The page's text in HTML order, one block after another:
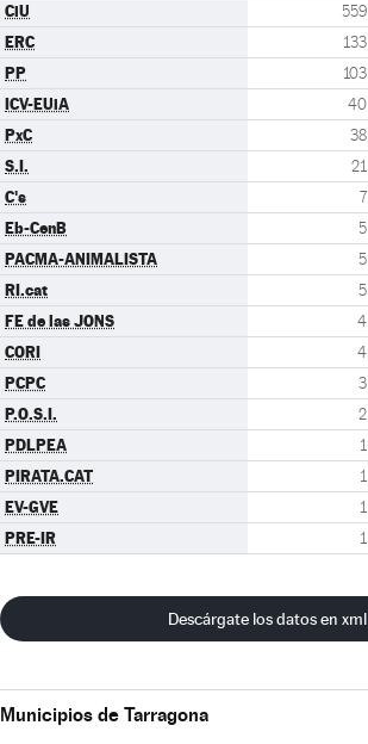
CiU 559
ERC 133
PP 103
ICV-EUiA 40
PxC 38
S.I. 21
C's 7
Eb-CenB 5
PACMA-ANIMALISTA 5
RI.cat 5
FE de las JONS 4
CORI 4
PCPC 3
P.O.S.I. 2
PDLPEA 1
PIRATA.CAT 1
EV-GVE 1
PRE-IR 1
Descárgate los datos en xml
Municipios de Tarragona